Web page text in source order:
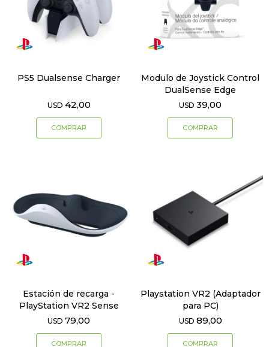
PS5 Dualsense Charger
USD 42,00
Modulo de Joystick Control
DualSense Edge
USD 39,00
Estación de recarga -
PlayStation VR2 Sense
USD 79,00
Playstation VR2 (Adaptador
para PC)
USD 89,00